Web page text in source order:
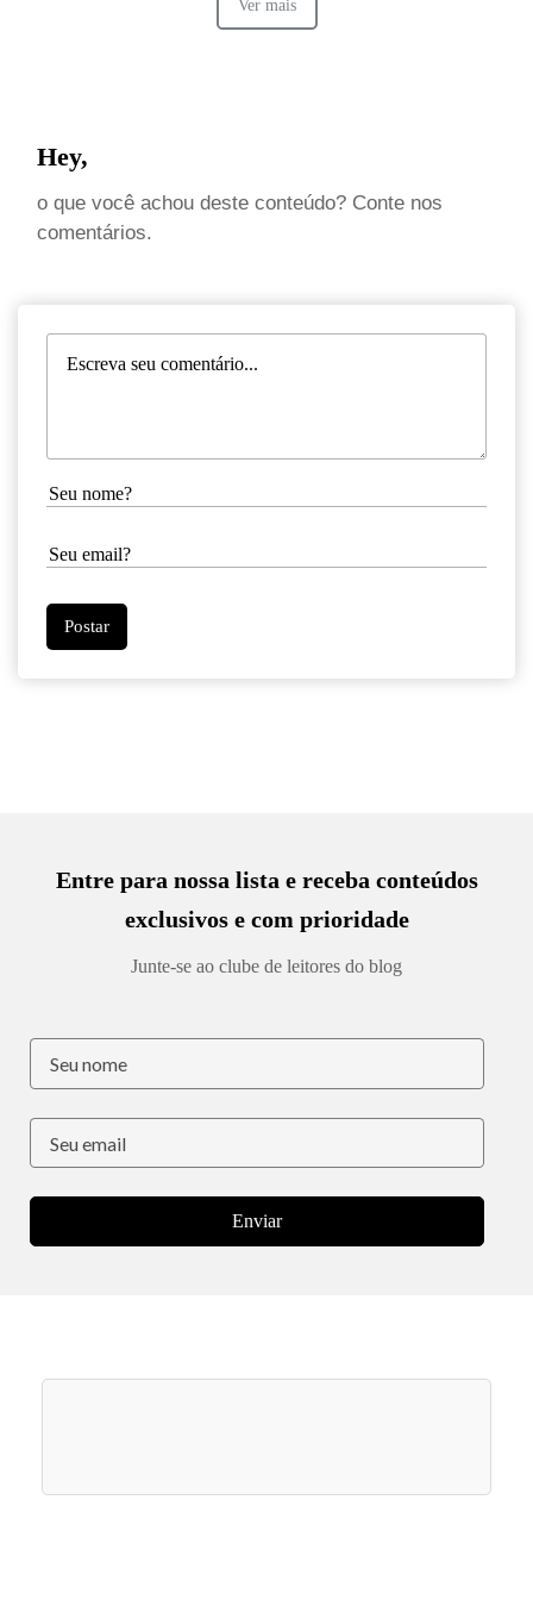
Ver mais
Hey,
o que você achou deste conteúdo? Conte nos
comentários.
Entre para nossa lista e receba conteúdos
exclusivos e com prioridade
Junte-se ao clube de leitores do blog
Enviar